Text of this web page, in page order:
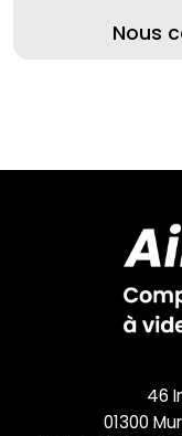
Nous
46
01300